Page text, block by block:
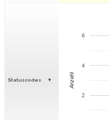
Statuscodes
2
4
6
Anzahl